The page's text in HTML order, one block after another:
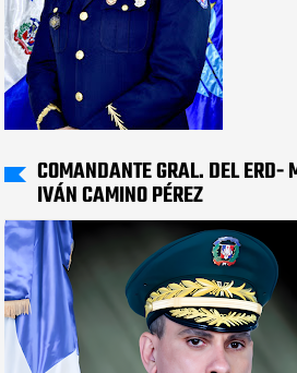
COMANDANTE GRAL. DEL ERD-
IVÁN CAMINO PÉREZ